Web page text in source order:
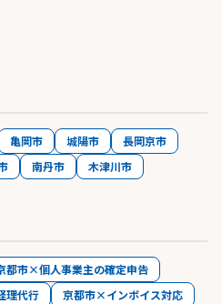
亀岡市 城陽市
長岡京市
南丹市 木津川市
都市×個人事業主の確定申告
理代行
京都市×インボイス対応